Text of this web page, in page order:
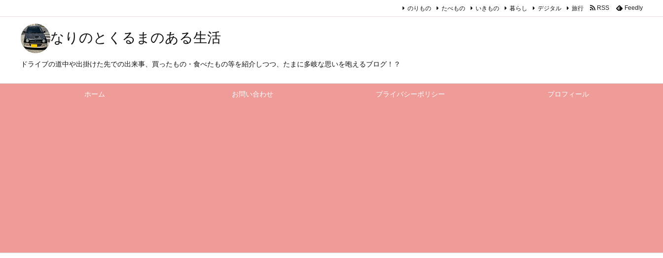
なりのとくるまのある生活
ドライブの道中や出掛けた先での出来事、買ったもの・食べたもの等を紹介しつつ、たまに多岐な思いを咆えるブログ！？
ホーム お問い合わせ プライバシーポリシー プロフィール
のりもの たべもの いきもの 暮らし デジタル 旅行 RSS Feedly